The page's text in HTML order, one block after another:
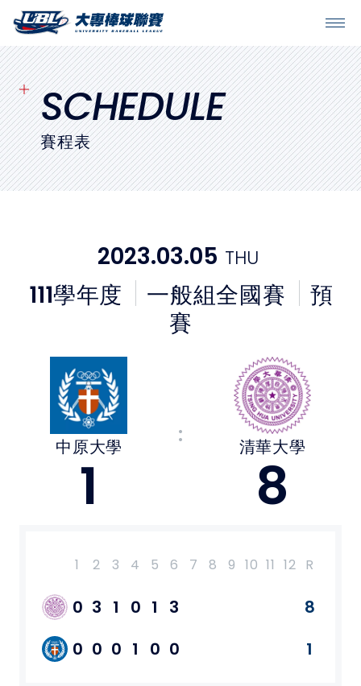
SITEMAP
首頁
球隊戰績
賽程表
比賽場地
媒體文章
隱私權政策
網站使用條款
LINK
SCHEDULE
賽程表
2023.03.05 THU
111學年度 一般組全國賽
預
賽
中原大學
1
: 清華大學
8
1 2 3 4 5 6 7 8 9 10 11 12 R
0 3 1 0 1 3 8
0 0 0 1 0 0 1